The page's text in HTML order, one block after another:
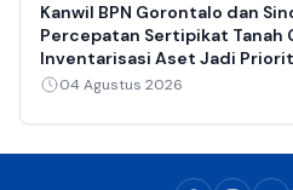
Kanwil BPN Gorontalo dan
Percepatan Sertipikat Tanah
Inventarisasi Aset Jadi
04 Agustus 2026